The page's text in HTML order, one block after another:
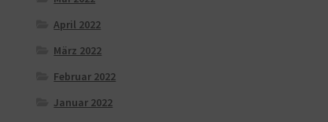
April 2022
März 2022
Februar 2022
Januar 2022